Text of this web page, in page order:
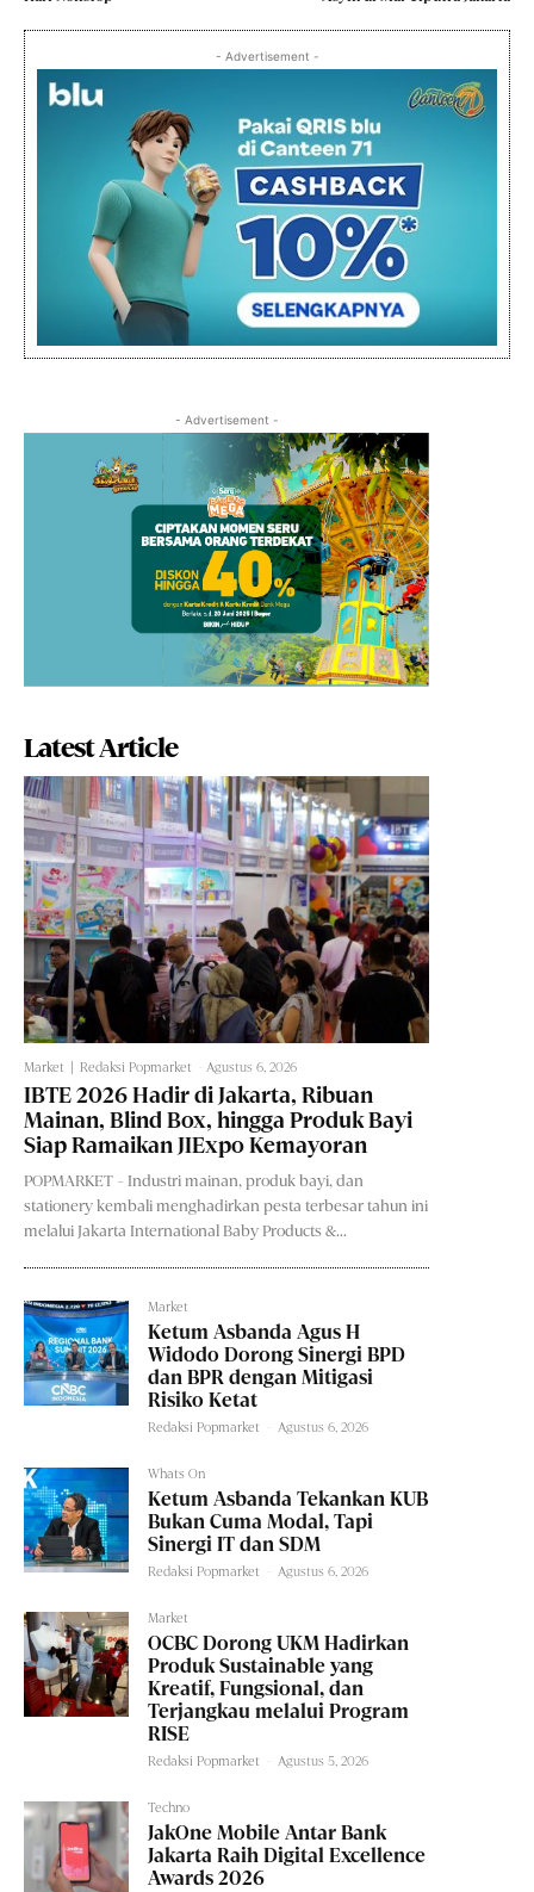
- Advertisement -
- Advertisement -
Latest Article
Market Redaksi Popmarket Agustus 6, 2026
IBTE 2026 Hadir di Jakarta, Ribuan
Mainan, Blind Box, hingga Produk Bayi
Siap Ramaikan JIExpo Kemayoran
POPMARKET - Industri mainan, produk bayi, dan
stationery kembali menghadirkan pesta terbesar tahun ini
melalui Jakarta International Baby Products &...
Market
Ketum Asbanda Agus H
Widodo Dorong Sinergi BPD
dan BPR dengan Mitigasi
Risiko Ketat
Redaksi Popmarket Agustus 6, 2026
Whats On
Ketum Asbanda Tekankan KUB
Bukan Cuma Modal, Tapi
Sinergi IT dan SDM
Redaksi Popmarket Agustus 6, 2026
Market
OCBC Dorong UKM Hadirkan
Produk Sustainable yang
Kreatif, Fungsional, dan
Terjangkau melalui Program
RISE
Redaksi Popmarket Agustus 5, 2026
Techno
JakOne Mobile Antar Bank
Jakarta Raih Digital Excellence
Awards 2026